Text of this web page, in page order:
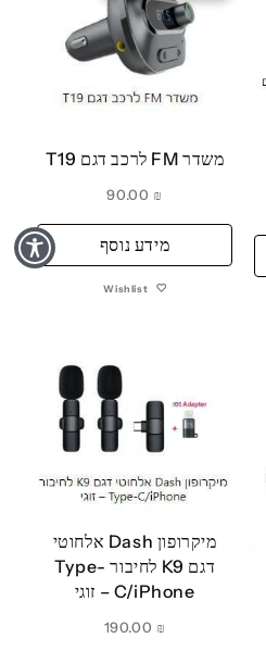
משדר FM לרכב דגם T19
₪
מידע נוסף
Wishlist
מיקרופון Dash אלחוטי
דגם K9 לחיבור Type-
C/iPhone – זוגי
₪